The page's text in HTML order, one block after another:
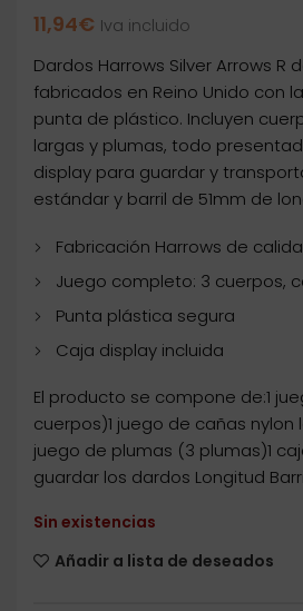
11,94€ Iva incluido
Dardos Harrows Silver Arrows R
fabricados en Reino Unido con
punta de plástico. Incluyen
largas y plumas, todo
display para guardar y
estándar y barril de 51mm de
Fabricación Harrows de
Juego completo: 3 cuerpos,
Punta plástica segura
Caja display incluida
El producto se compone de:1
cuerpos)1 juego de cañas nylon
juego de plumas (3 plumas)1
guardar los dardos Longitud
Sin existencias
Añadir a lista de deseados